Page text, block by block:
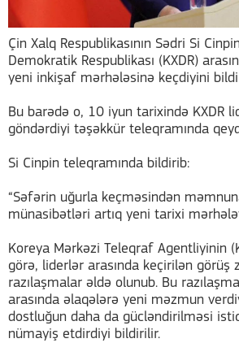
Çin Xalq Respublikasının Sədri Si
Demokratik Respublikası (KXDR)
yeni inkişaf mərhələsinə keçdiyini
Bu barədə o, 10 iyun tarixində KXDR
göndərdiyi təşəkkür teleqramında
Si Cinpin teleqramında bildirib:
“Səfərin uğurla keçməsindən
münasibətləri artıq yeni tarixi
Koreya Mərkəzi Teleqraf Agentliyinin
görə, liderlər arasında keçirilən görüş
razılaşmalar əldə olunub. Bu
arasında əlaqələrə yeni məzmun
dostluğun daha da gücləndirilməsi
nümayiş etdirdiyi bildirilir.